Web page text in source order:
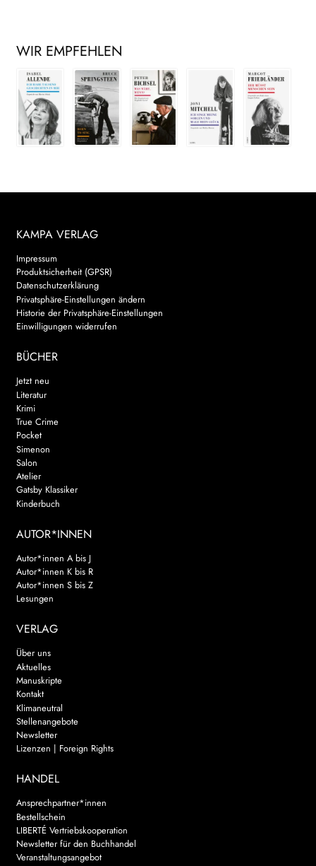
WIR EMPFEHLEN
KAMPA VERLAG
Impressum
Produktsicherheit (GPSR)
Datenschutzerklärung
Privatsphäre-Einstellungen ändern
Historie der Privatsphäre-Einstellungen
Einwilligungen widerrufen
BÜCHER
Jetzt neu
Literatur
Krimi
True Crime
Pocket
Simenon
Salon
Atelier
Gatsby Klassiker
Kinderbuch
AUTOR*INNEN
Autor*innen A bis J
Autor*innen K bis R
Autor*innen S bis Z
Lesungen
VERLAG
Über uns
Aktuelles
Manuskripte
Kontakt
Klimaneutral
Stellenangebote
Newsletter
Lizenzen | Foreign Rights
HANDEL
Ansprechpartner*innen
Bestellschein
LIBERTÉ Vertriebskooperation
Newsletter für den Buchhandel
Veranstaltungsangebot